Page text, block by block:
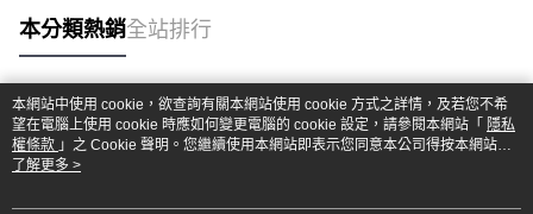
本分類熱銷全站排行
熱門標籤
本網站中使用 cookie，欲查詢有關本網站使用 cookie 方式之詳情，及若您不希
望在電腦上使用 cookie 時應如何變更電腦的 cookie 設定，請參閱本網站「 隱私
權條款 」之 Cookie 聲明。您繼續使用本網站即表示您同意本公司得按本網站使
用條款之 Cookie 聲明使用 cookie。
了解更多 >